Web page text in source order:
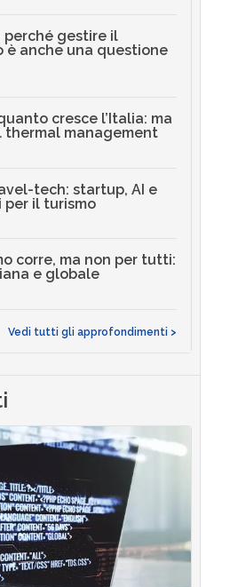
perché gestire il
è anche una questione
cresce l’Italia: ma
management
tech: startup, AI e
il turismo
corre, ma non per tutti:
e globale
Vedi tutti gli approfondimenti >